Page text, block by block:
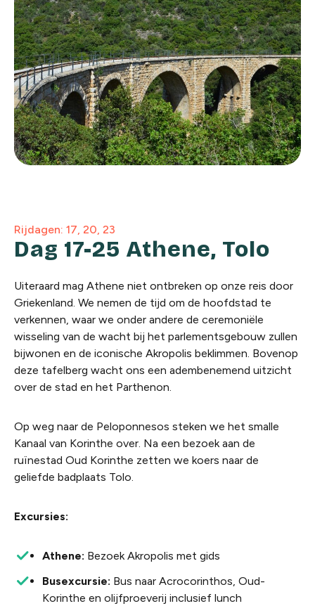
Rijdagen: 17, 20, 23
Dag 17-25 Athene, Tolo
Uiteraard mag Athene niet ontbreken op onze reis door
Griekenland. We nemen de tijd om de hoofdstad te
verkennen, waar we onder andere de ceremoniële
wisseling van de wacht bij het parlementsgebouw zullen
bijwonen en de iconische Akropolis beklimmen. Bovenop
deze tafelberg wacht ons een adembenemend uitzicht
over de stad en het Parthenon.
Op weg naar de Peloponnesos steken we het smalle
Kanaal van Korinthe over. Na een bezoek aan de
ruïnestad Oud Korinthe zetten we koers naar de
geliefde badplaats Tolo.
Excursies:
Athene: Bezoek Akropolis met gids
Busexcursie: Bus naar Acrocorinthos, Oud-
Korinthe en olijfproeverij inclusief lunch